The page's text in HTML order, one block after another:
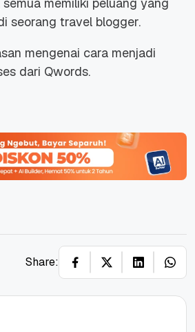
seorang travel blogger.
mengenai cara menjadi
dari Qwords.
Share: